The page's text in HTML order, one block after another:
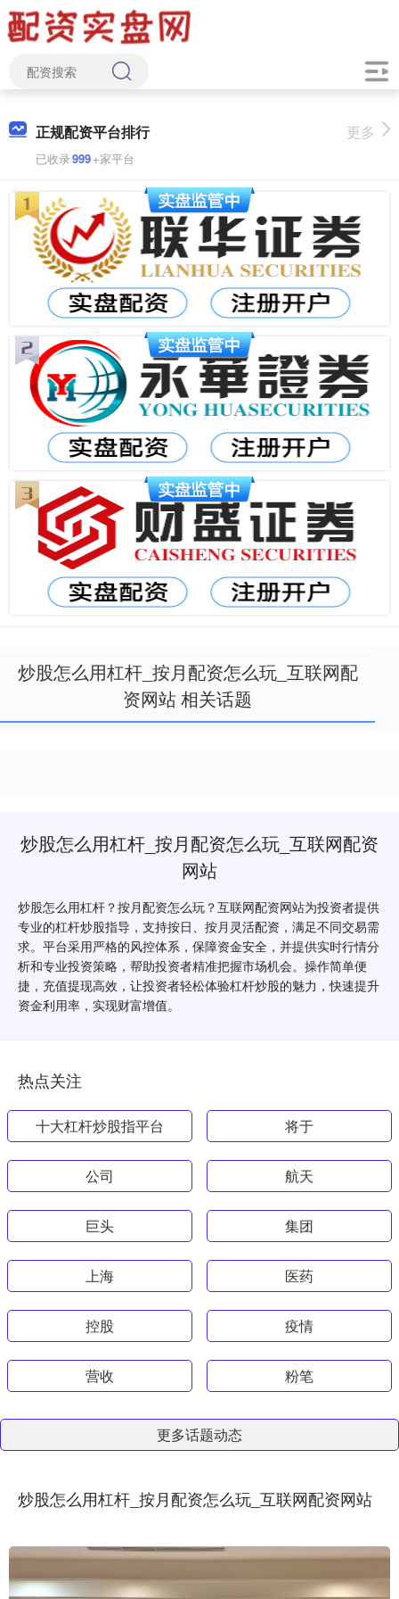
正规配资平台排行
已收录999+家平台
更多
炒股怎么用杠杆_按月配资怎么玩_互联网配
资网站 相关话题
炒股怎么用杠杆_按月配资怎么玩_互联网配资
网站
炒股怎么用杠杆？按月配资怎么玩？互联网配资网站为投资者提供
专业的杠杆炒股指导，支持按日、按月灵活配资，满足不同交易需
求。平台采用严格的风控体系，保障资金安全，并提供实时行情分
析和专业投资策略，帮助投资者精准把握市场机会。操作简单便
捷，充值提现高效，让投资者轻松体验杠杆炒股的魅力，快速提升
资金利用率，实现财富增值。
热点关注
十大杠杆炒股指平台 将于
公司 航天
巨头 集团
上海 医药
控股 疫情
营收 粉笔
更多话题动态
炒股怎么用杠杆_按月配资怎么玩_互联网配资网站